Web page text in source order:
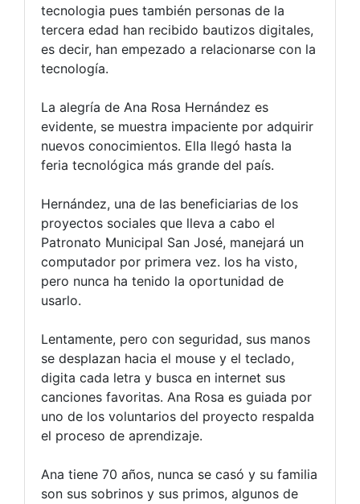
tecnologia pues también personas de la
tercera edad han recibido bautizos digitales,
es decir, han empezado a relacionarse con la
tecnología.
La alegría de Ana Rosa Hernández es
evidente, se muestra impaciente por adquirir
nuevos conocimientos. Ella llegó hasta la
feria tecnológica más grande del país.
Hernández, una de las beneficiarias de los
proyectos sociales que lleva a cabo el
Patronato Municipal San José, manejará un
computador por primera vez. los ha visto,
pero nunca ha tenido la oportunidad de
usarlo.
Lentamente, pero con seguridad, sus manos
se desplazan hacia el mouse y el teclado,
digita cada letra y busca en internet sus
canciones favoritas. Ana Rosa es guiada por
uno de los voluntarios del proyecto respalda
el proceso de aprendizaje.
Ana tiene 70 años, nunca se casó y su familia
son sus sobrinos y sus primos, algunos de